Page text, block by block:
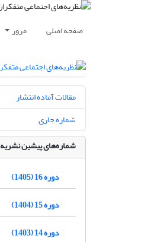
صفحه اصلی مرور
مقالات آماده انتشار
شماره جاری
شماره‌های پیشین نشریه
دوره 16 (1405)
دوره 15 (1404)
دوره 14 (1403)